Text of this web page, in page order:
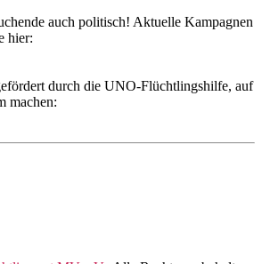
auch politisch! Aktuelle Kampagnen
hier:
durch die UNO-Flüchtlingshilfe, auf
machen: